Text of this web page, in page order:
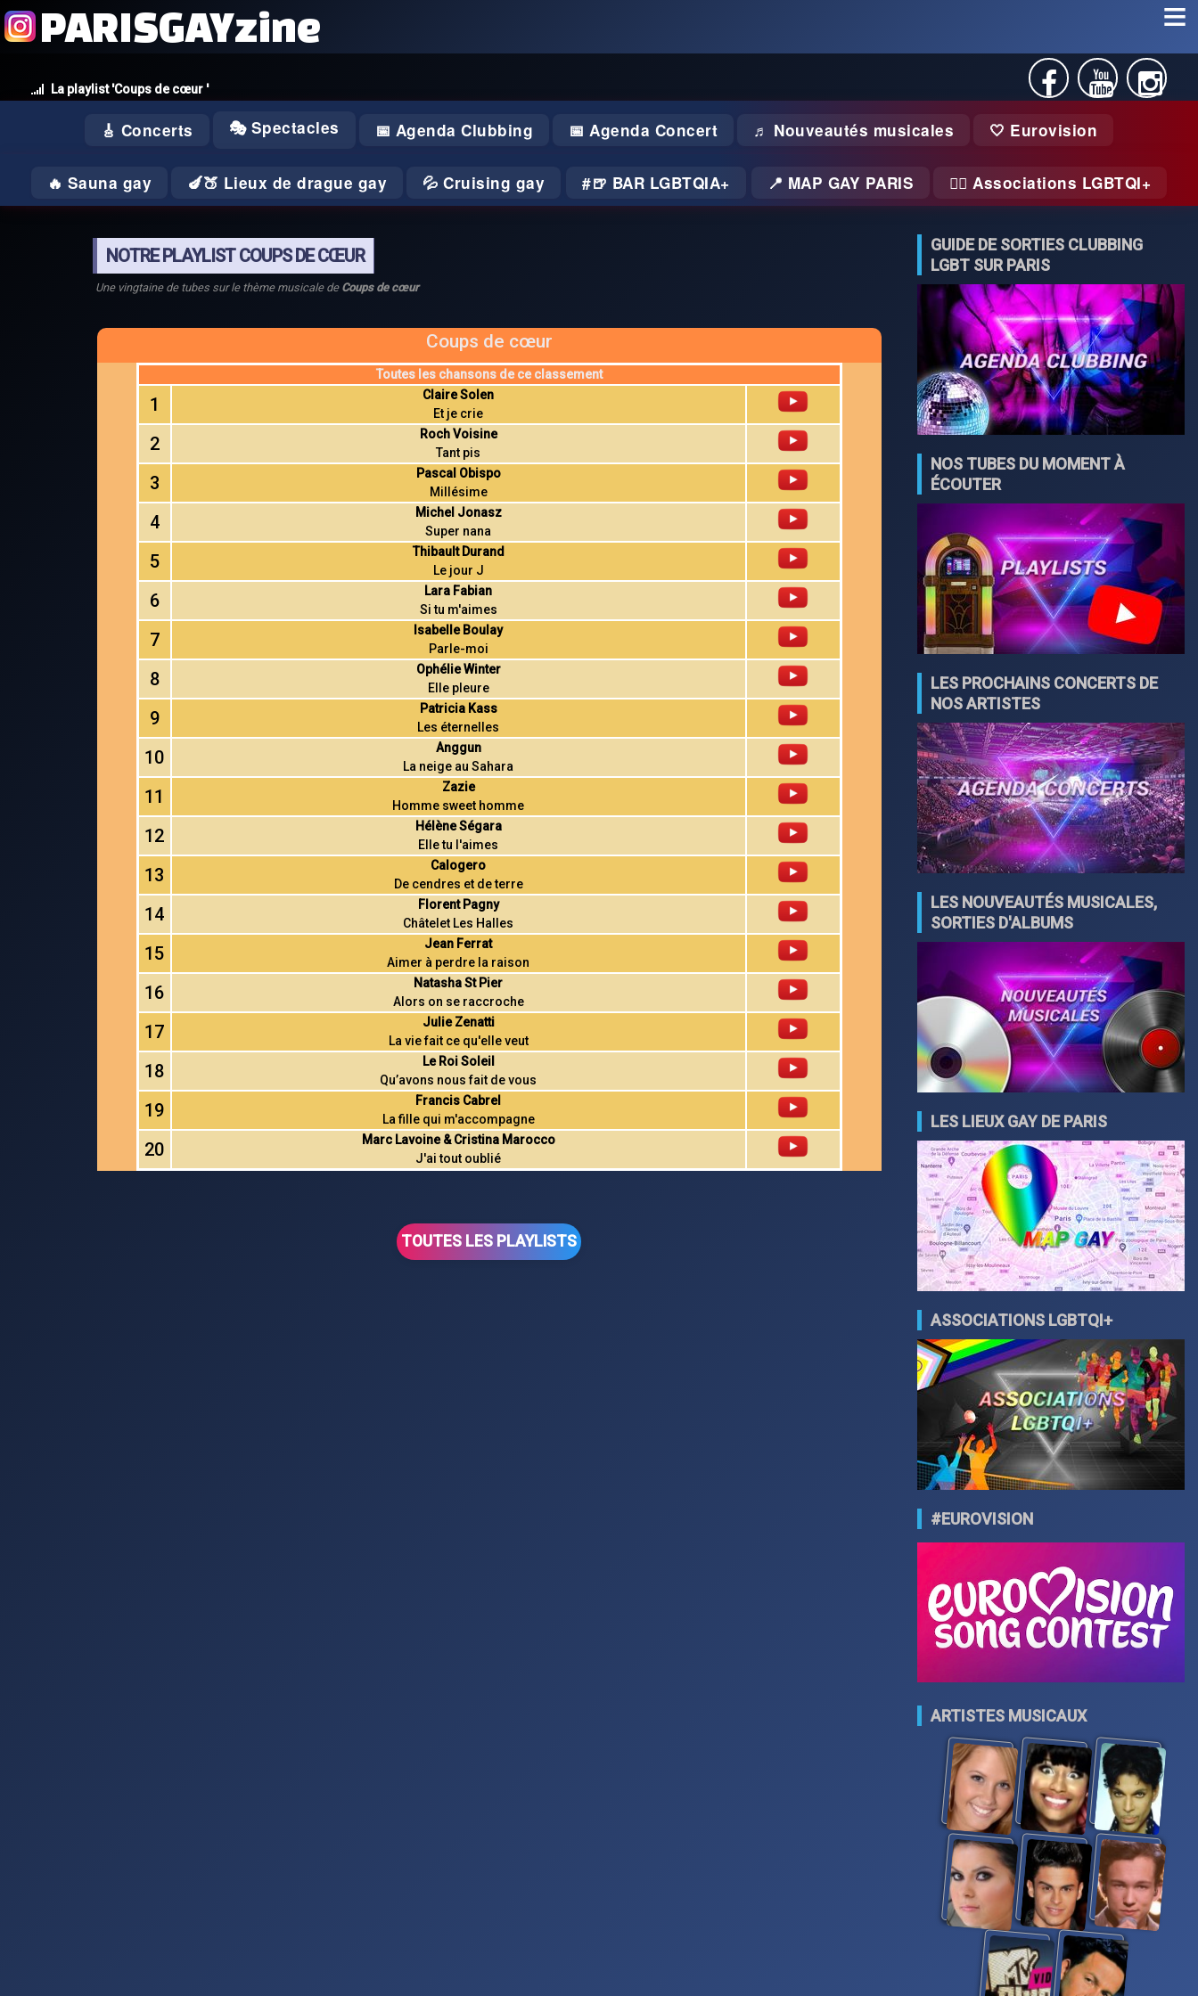
La playlist 'Coups de cœur '
PARISGAYzine
🎸 Concerts 🎭 Spectacles 📅 Agenda Clubbing 📅 Agenda Concert ♬ Nouveautés musicales 🤍 Eurovision
🔥 Sauna gay 🍆🍑 Lieux de drague gay 💦 Cruising gay 🍺 BAR LGBTQIA+ 📍 MAP GAY PARIS 🏃‍♂️ Associations LGBTQI+
NOTRE PLAYLIST COUPS DE CŒUR
Une vingtaine de tubes sur le thème musicale de Coups de cœur
Coups de cœur
Toutes les chansons de ce classement
1
Claire Solen
Et je crie
2
Roch Voisine
Tant pis
3
Pascal Obispo
Millésime
4
Michel Jonasz
Super nana
5
Thibault Durand
Le jour J
6
Lara Fabian
Si tu m'aimes
7
Isabelle Boulay
Parle-moi
8
Ophélie Winter
Elle pleure
9
Patricia Kass
Les éternelles
10
Anggun
La neige au Sahara
11
Zazie
Homme sweet homme
12
Hélène Ségara
Elle tu l'aimes
13
Calogero
De cendres et de terre
14
Florent Pagny
Châtelet Les Halles
15
Jean Ferrat
Aimer à perdre la raison
16
Natasha St Pier
Alors on se raccroche
17
Julie Zenatti
La vie fait ce qu'elle veut
18
Le Roi Soleil
Qu’avons nous fait de vous
19
Francis Cabrel
La fille qui m'accompagne
20
Marc Lavoine & Cristina Marocco
J'ai tout oublié
TOUTES LES PLAYLISTS
GUIDE DE SORTIES CLUBBING
LGBT SUR PARIS
NOS TUBES DU MOMENT À
ÉCOUTER
LES PROCHAINS CONCERTS DE
NOS ARTISTES
LES NOUVEAUTÉS MUSICALES,
SORTIES D'ALBUMS
LES LIEUX GAY DE PARIS
ASSOCIATIONS LGBTQI+
#EUROVISION
ARTISTES MUSICAUX